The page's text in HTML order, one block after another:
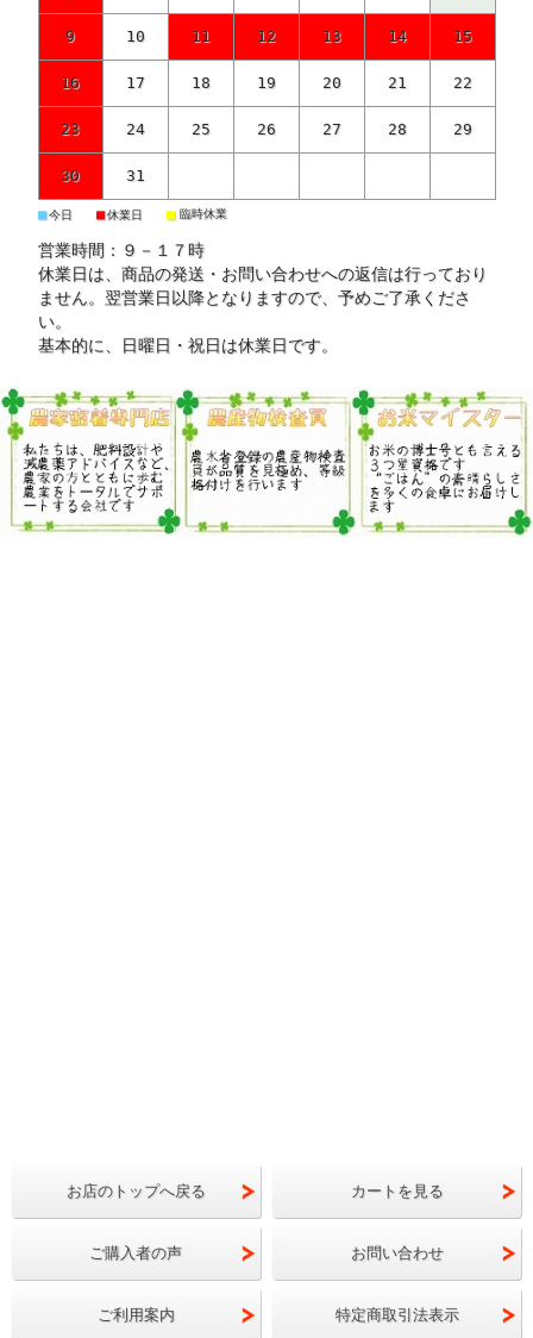
9 10 11 12 13 14 15
16 17 18 19 20 21 22
23 24 25 26 27 28 29
30 31
■今日 ■休業日 ■ 臨時休業
営業時間：９－１７時
休業日は、商品の発送・お問い合わせへの返信は行っており
ません。翌営業日以降となりますので、予めご了承くださ
い。
基本的に、日曜日・祝日は休業日です。
お店のトップへ戻る カートを見る
ご購入者の声 お問い合わせ
ご利用案内 特定商取引法表示